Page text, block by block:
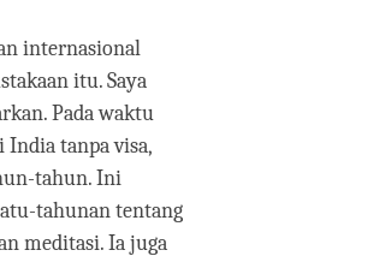
internasional
itu. Saya
Pada waktu
India tanpa visa,
tahun. Ini
tahunan tentang
meditasi. Ia juga